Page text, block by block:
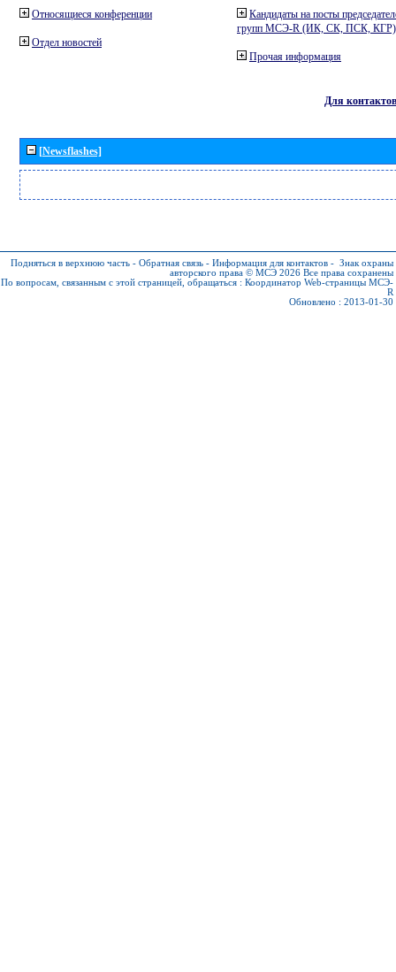
Относящиеся конференции
Отдел новостей
Кандидаты на посты
групп МСЭ-R (ИК, СК, ПСК, КГР)
Прочая информация
Для контактов
[Newsflashes]
Подняться в верхнюю часть - Обратная связь - Информация для контактов - Знак охраны
авторского права © МСЭ 2026 Все права сохранены
По вопросам, связанным с этой страницей, обращаться : Координатор Web-страницы МСЭ-
R
Обновлено : 2013-01-30